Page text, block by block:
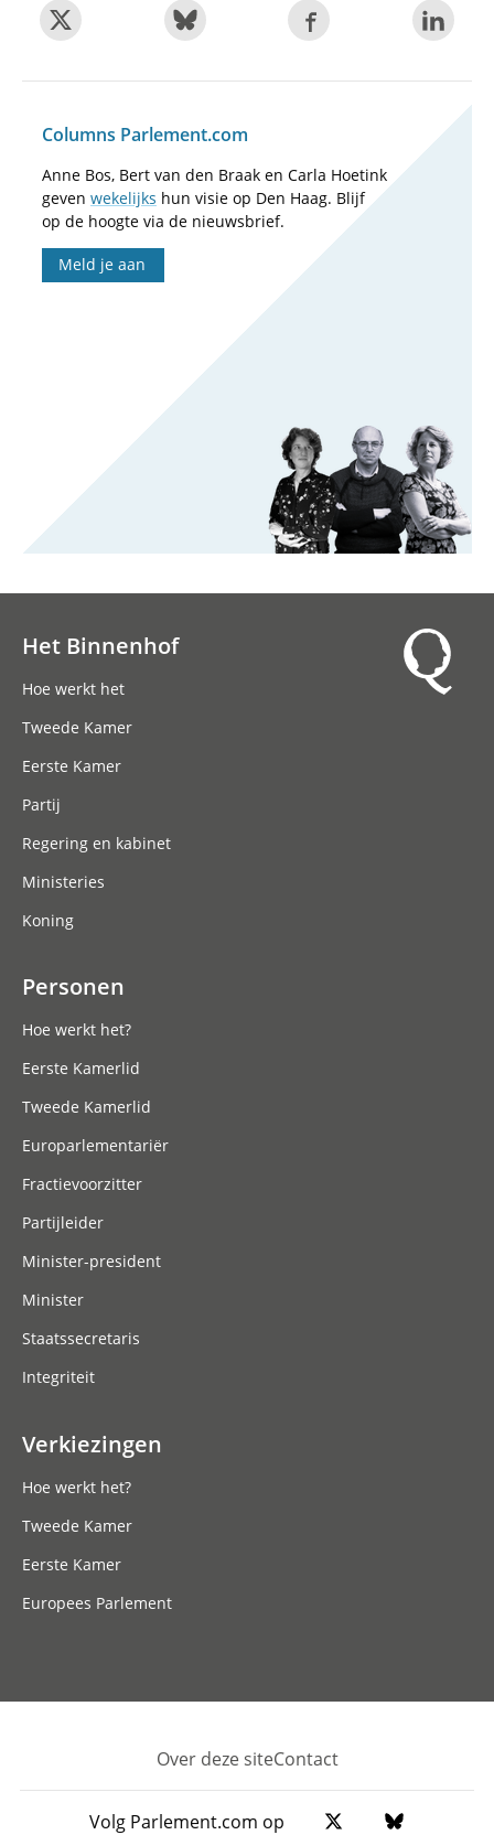
Columns Parlement.com
Anne Bos, Bert van den Braak en Carla Hoetink
geven wekelijks hun visie op Den Haag. Blijf
op de hoogte via de nieuwsbrief.
Meld je aan
Het Binnenhof
Hoe werkt het
Tweede Kamer
Eerste Kamer
Partij
Regering en kabinet
Ministeries
Koning
Personen
Hoe werkt het?
Eerste Kamerlid
Tweede Kamerlid
Europarlementariër
Fractievoorzitter
Partijleider
Minister-president
Minister
Staatssecretaris
Integriteit
Verkiezingen
Hoe werkt het?
Tweede Kamer
Eerste Kamer
Europees Parlement
Footer
Over deze siteContact
Volg Parlement.com op